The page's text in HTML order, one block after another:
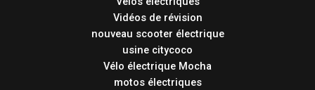
Vidéos de révision
nouveau scooter électrique
usine citycoco
Vélo électrique Mocha
motos électriques